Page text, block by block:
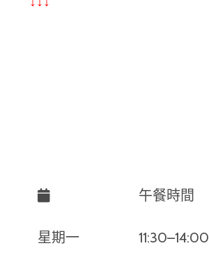
午餐時間
星期一 11:30–14:00